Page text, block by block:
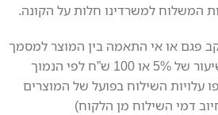
פגם או אי התאמה בין המוצר למסמך
הגילוי ייגבו דמי ביטול בשיעור של 5% או 100 ש”ח לפי הנמוך
עלויות השילוח בפועל של המוצרים
דמי השילוח מן הלקוח)